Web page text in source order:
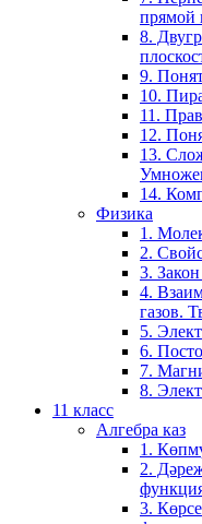
прямой
8.
9.
10.
11.
12.
13.
14.
Физика
1.
2.
3.
4.
газов.
5.
6.
7.
8.
11 класс
Алгебра каз
1.
2.
3.